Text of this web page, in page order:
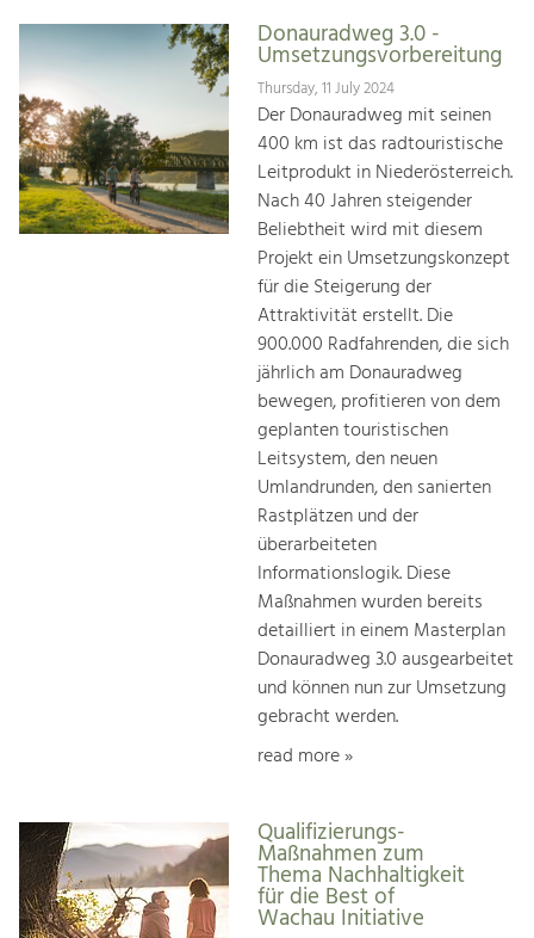
Donauradweg 3.0 -
Umsetzungsvorbereitung
Thursday, 11 July 2024
Der Donauradweg mit seinen
400 km ist das radtouristische
Leitprodukt in Niederösterreich.
Nach 40 Jahren steigender
Beliebtheit wird mit diesem
Projekt ein Umsetzungskonzept
für die Steigerung der
Attraktivität erstellt. Die
900.000 Radfahrenden, die sich
jährlich am Donauradweg
bewegen, profitieren von dem
geplanten touristischen
Leitsystem, den neuen
Umlandrunden, den sanierten
Rastplätzen und der
überarbeiteten
Informationslogik. Diese
Maßnahmen wurden bereits
detailliert in einem Masterplan
Donauradweg 3.0 ausgearbeitet
und können nun zur Umsetzung
gebracht werden.
read more »
Qualifizierungs-
Maßnahmen zum
Thema Nachhaltigkeit
für die Best of
Wachau Initiative